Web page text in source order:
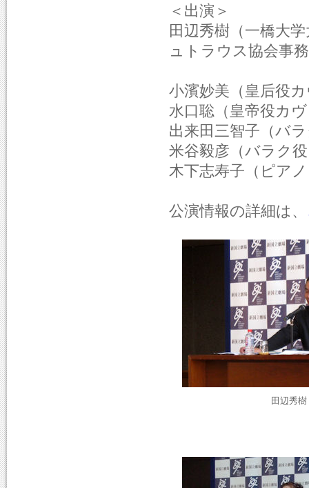
＜出演＞
田辺秀樹（一橋大
ュトラウス協会事
小濱妙美（皇后役
水口聡（皇帝役カ
出来田三智子（バ
米谷毅彦（バラク
木下志寿子（ピア
公演情報の詳細は、
田辺秀樹